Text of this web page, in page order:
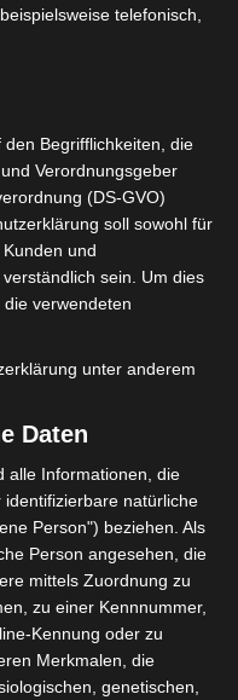
installiert und die
haben, folgt
Wir zeigen Ihnen
und erklären, wie
sowie Userdaten
or source(s) not found
download?
telefonisch,
Begrifflichkeiten, die
Verordnungsgeber
(DS-GVO)
soll sowohl für
und
sein. Um dies
verwendeten
unter anderem
Daten
alle Informationen, die
natürliche
Person") beziehen. Als
Person angesehen, die
mittels Zuordnung zu
zu einer Kennnummer,
Kennung oder zu
Merkmalen, die
genetischen,